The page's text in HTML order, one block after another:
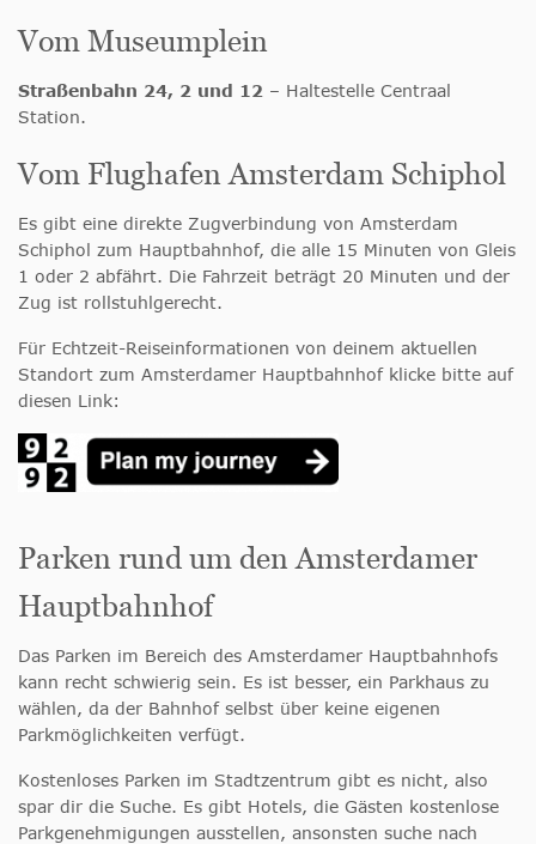
Vom Museumplein
Straßenbahn 24, 2 und 12 – Haltestelle Centraal
Station.
Vom Flughafen Amsterdam Schiphol
Es gibt eine direkte Zugverbindung von Amsterdam
Schiphol zum Hauptbahnhof, die alle 15 Minuten von Gleis
1 oder 2 abfährt. Die Fahrzeit beträgt 20 Minuten und der
Zug ist rollstuhlgerecht.
Für Echtzeit-Reiseinformationen von deinem aktuellen
Standort zum Amsterdamer Hauptbahnhof klicke bitte auf
diesen Link:
Parken rund um den Amsterdamer
Hauptbahnhof
Das Parken im Bereich des Amsterdamer Hauptbahnhofs
kann recht schwierig sein. Es ist besser, ein Parkhaus zu
wählen, da der Bahnhof selbst über keine eigenen
Parkmöglichkeiten verfügt.
Kostenloses Parken im Stadtzentrum gibt es nicht, also
spar dir die Suche. Es gibt Hotels, die Gästen kostenlose
Parkgenehmigungen ausstellen, ansonsten suche nach